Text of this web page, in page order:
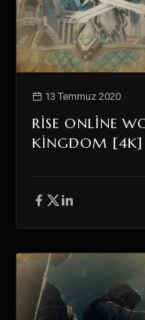
13 Temmuz 2020
RISE ONLINE
KINGDOM [4K]